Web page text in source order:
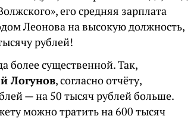
его средняя зарплата
Леонова на высокую должность,
рублей!
более существенной. Так,
Логунов, согласно отчёту,
— на 50 тысяч рублей больше.
можно тратить на 600 тысяч